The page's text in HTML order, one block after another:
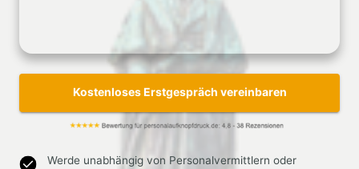
Kostenloses Erstgespräch vereinbaren
Werde unabhängig von Personalvermittlern oder